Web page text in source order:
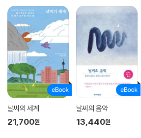
날씨의 세계
21,700원
날씨의 음악
13,440원